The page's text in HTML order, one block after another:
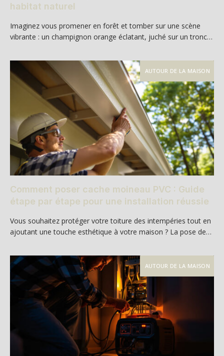
habitat naturel
Imaginez vous promener en forêt et tomber sur une scène
vibrante : un champignon orange éclatant, juché sur un tronc…
AUTOUR DE LA MAISON
Comment poser cache moineau PVC : Guide
étape par étape pour une installation réussie
Vous souhaitez protéger votre toiture des intempéries tout en
ajoutant une touche esthétique à votre maison ? La pose de…
AUTOUR DE LA MAISON